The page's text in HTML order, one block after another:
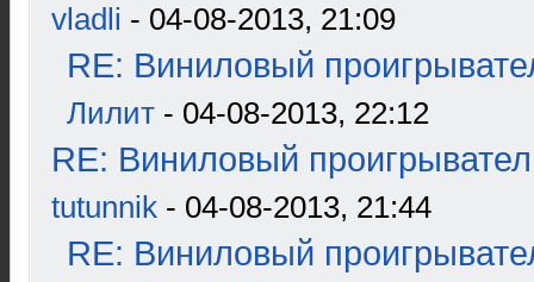
vladli - 04-08-2013, 21:09
RE: Виниловый
Лилит - 04-08-2013, 22:12
RE: Виниловый
tutunnik - 04-08-2013, 21:44
RE: Виниловый